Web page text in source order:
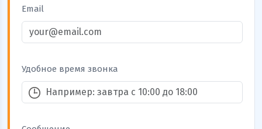
Email
Удобное время звонка